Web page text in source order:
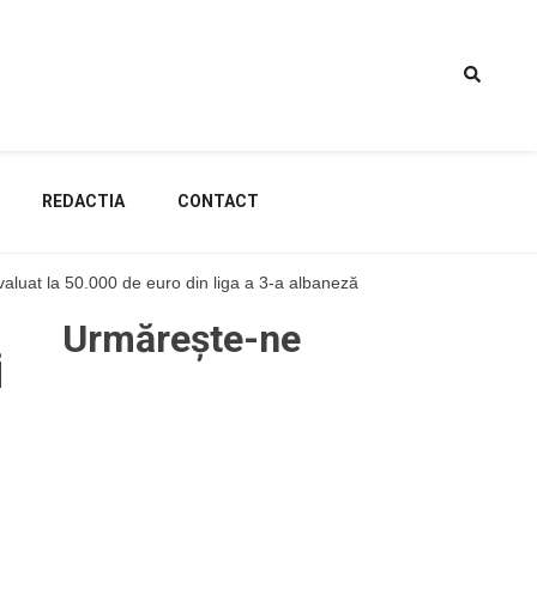
REDACTIA CONTACT
la 50.000 de euro din liga a 3-a albaneză
Urmărește-ne